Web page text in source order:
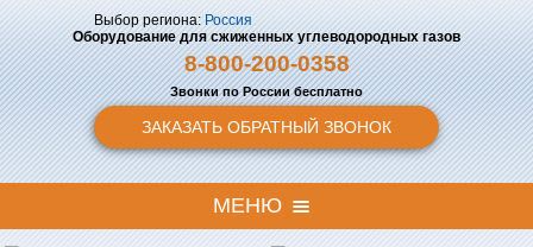
Выбор региона: Россия
Оборудование для сжиженныхуглеводородных газов
8-800-200-0358
Звонки по России бесплатно
ЗАКАЗАТЬ ОБРАТНЫЙ ЗВОНОК
МЕНЮ